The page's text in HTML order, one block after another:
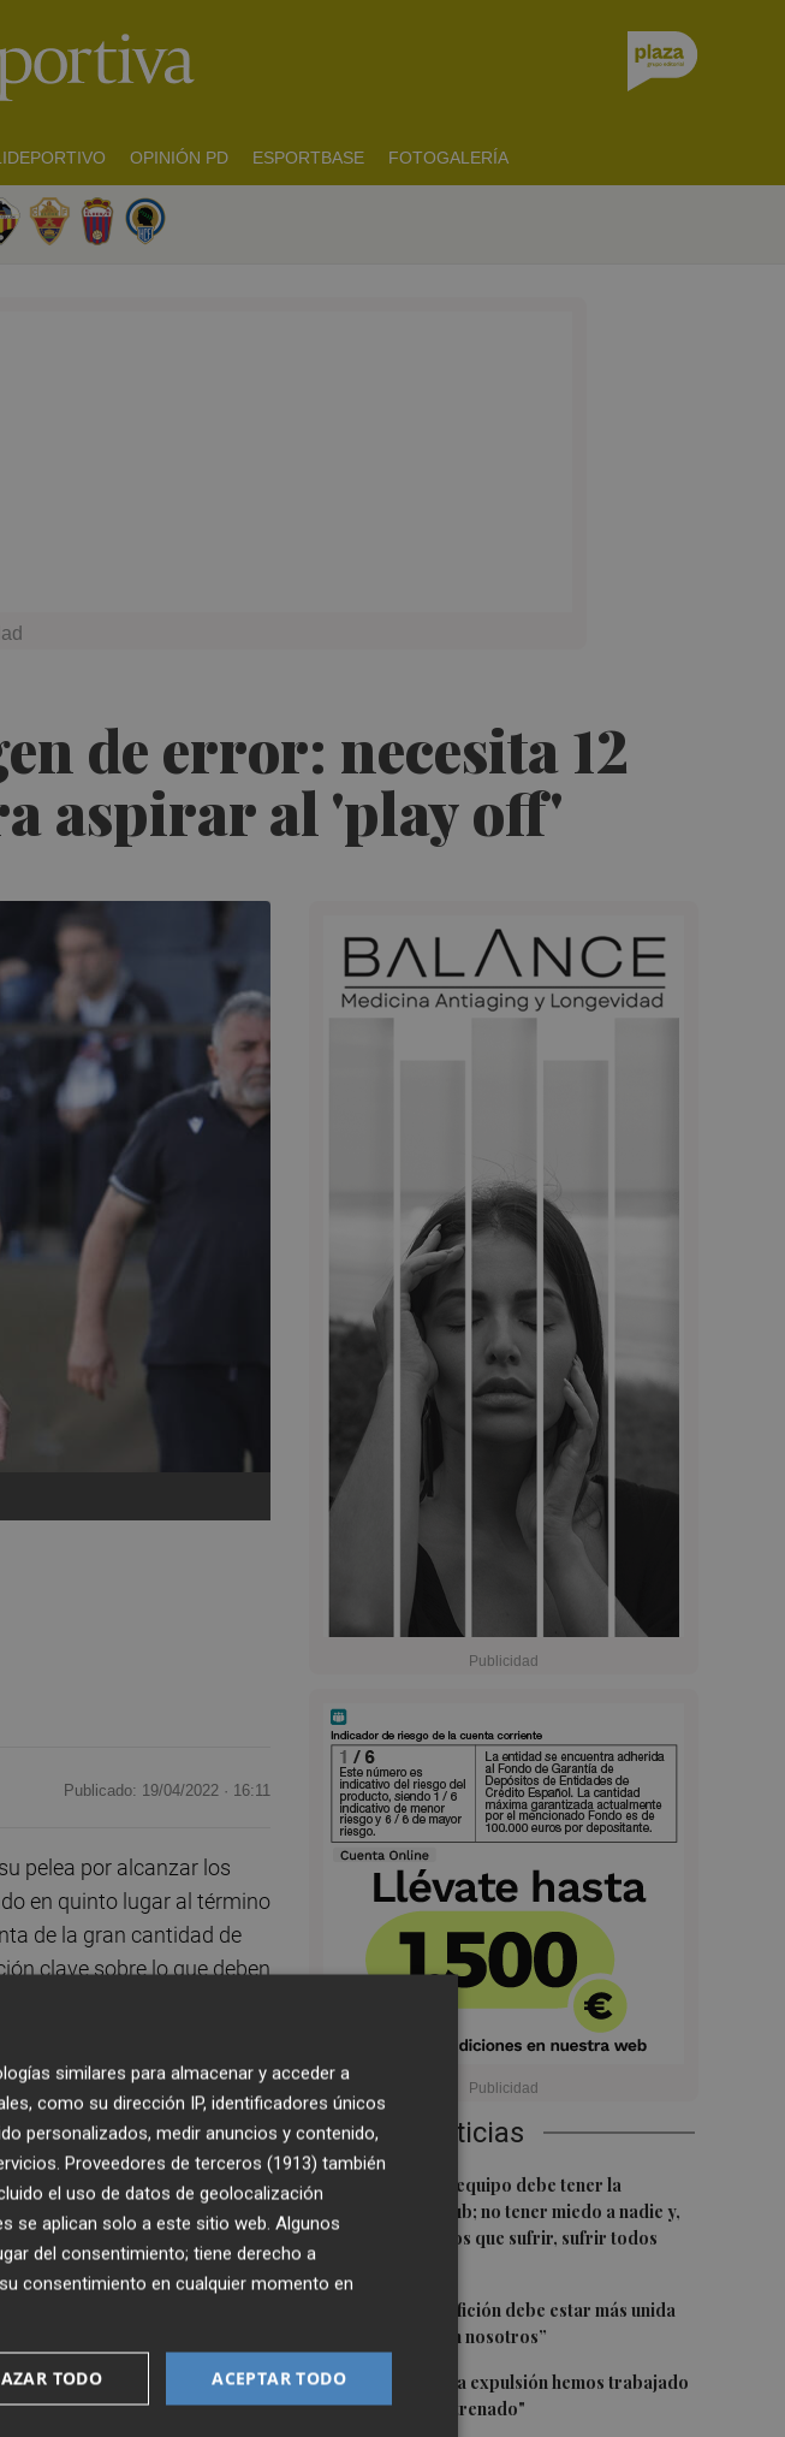
OPINIÓN PD ESPORTBASE FOTOGALERÍA
de error: necesita 12
aspirar al 'play off'
Últimas Noticias
1
Luís Castro: "El equipo debe tener la
identidad del club; no tener miedo a nadie y,
cuando tengamos que sufrir, sufrir todos
Diakhaby: “La afición debe estar más unida
con el club y con nosotros”
3Pepelu: "Hasta la expulsión hemos trabajado
como hemos entrenado"
Publicado: 19/04/2022 · 16:11
pelea por alcanzar los
en quinto lugar al término
de la gran cantidad de
clave sobre lo que deben
el promedio de
a los resultados que
disputado ya el 84
hasta ahora (es
ese promedio. Este
albinegros necesitan
a esos números,
similares para almacenar y acceder a
como su dirección IP, identificadores únicos
personalizados, medir anuncios y contenido,
Proveedores de terceros (1913) también
el uso de datos de geolocalización
se aplican solo a este sitio web. Algunos
del consentimiento; tiene derecho a
consentimiento en cualquier momento en
ACEPTAR TODO
TODO